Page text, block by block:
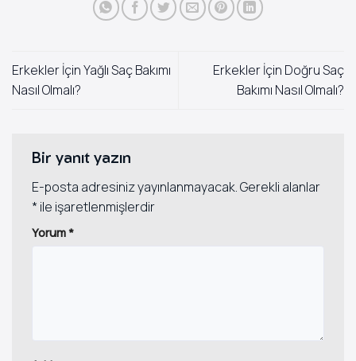
Erkekler İçin Yağlı Saç Bakımı
Nasıl Olmalı?
Erkekler İçin Doğru Saç
Bakımı Nasıl Olmalı?
Bir yanıt yazın
E-posta adresiniz yayınlanmayacak.Gerekli alanlar
* ile işaretlenmişlerdir
Yorum*